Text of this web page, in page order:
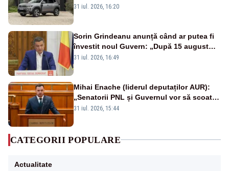
topul vânzărilor din Ucraina
31 iul. 2026, 16:20
Sorin Grindeanu anunță când ar putea fi
învestit noul Guvern: „După 15 august
sunt șanse mai mari”
31 iul. 2026, 16:49
Mihai Enache (liderul deputaților AUR):
„Senatorii PNL și Guvernul vor să scoată
la vânzare bunuri publice pentru a stinge
31 iul. 2026, 15:44
CATEGORII POPULARE
Actualitate